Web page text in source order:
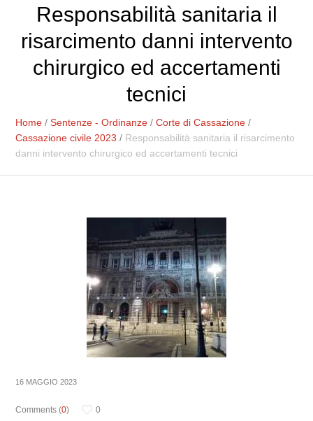
Responsabilità sanitaria il
risarcimento danni intervento
chirurgico ed accertamenti
tecnici
Home /Sentenze - Ordinanze /Corte di Cassazione /
Cassazione civile 2023 / Responsabilità sanitaria il risarcimento
danni intervento chirurgico ed accertamenti tecnici
16 MAGGIO 2023
Comments (0)
0